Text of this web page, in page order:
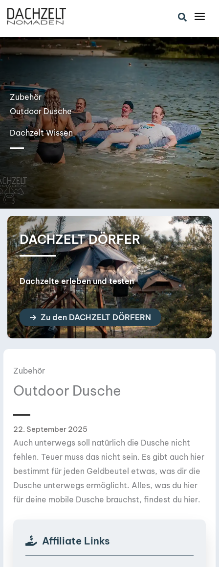
Zum
Inhalt
springen
Suchen
Zubehör
Outdoor Dusche
Dachzelt Wissen
DACHZELT HÄNDLER
Dein neues Dachzelt in der Nähe!
Zu den DACHZELT HÄNDLERN
Zubehör
Outdoor Dusche
22. September 2025
Auch unterwegs soll natürlich die Dusche nicht
fehlen. Teuer muss das nicht sein. Es gibt auch hier
bestimmt für jeden Geldbeutel etwas, was dir die
Dusche unterwegs ermöglicht. Alles, was du hier
für deine mobile Dusche brauchst, findest du hier.
Affiliate Links